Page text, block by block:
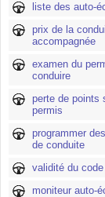
liste des auto-
prix de la
accompagnée
examen du
conduire
perte de points
permis
programmer
de conduite
validité du code
moniteur auto-